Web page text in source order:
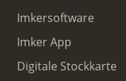
Imkersoftware
Imker App
Digitale Stockkarte